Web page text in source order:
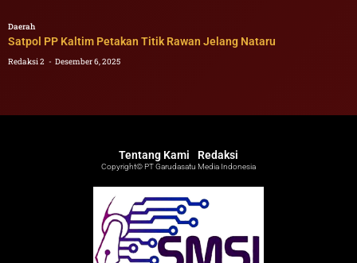
Daerah
Satpol PP Kaltim Petakan Titik Rawan Jelang Nataru
Redaksi 2 Desember 6, 2025
Tentang Kami Redaksi
Copyright© PT Garudasatu Media Indonesia